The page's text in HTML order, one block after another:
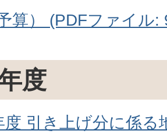
算） (PDFファイル:
度
度 引き上げ分に係る